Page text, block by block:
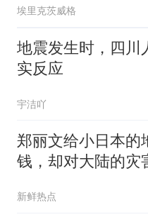
埃里克茨威格
地震发生时，四川
实反应
宇洁吖
郑丽文给小日本的
钱，却对大陆的灾
新鲜热点